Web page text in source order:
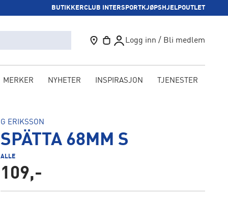
BUTIKKERCLUB INTERSPORTKJØPSHJELPOUTLET
Logg inn / Bli medlem
MERKER NYHETER INSPIRASJON TJENESTER
G ERIKSSON
SPÄTTA 68MM S
ALLE
109,-